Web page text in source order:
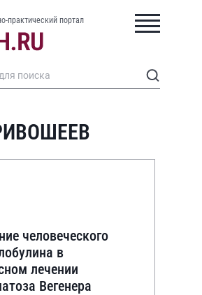
практический портал
человеческого
в
лечении
Вегенера